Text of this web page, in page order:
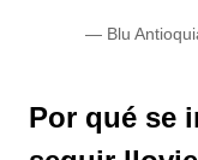
— Blu
Por qué se